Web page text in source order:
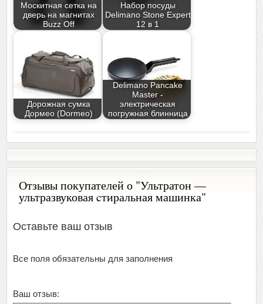
Москитная сетка на
дверь на магнитах
Buzz Off
Набор посуды
Delimano Stone Expert
12 в 1
Дорожная сумка
Дормео (Dormeo)
Delimano Pancake
Master -
электрическая
погружная блинница
Отзывы покупателей о "Ультратон —
ультразвуковая cтиральная машинка"
Оставьте ваш отзыв
Все поля обязательны для заполнения
Ваш отзыв: